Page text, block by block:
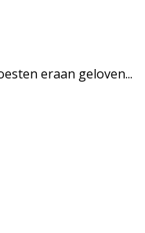
eraan geloven...